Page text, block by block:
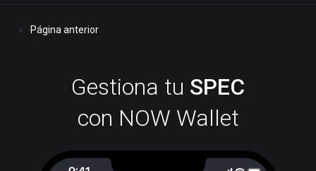
Página anterior
Gestiona tu SPEC
con NOW Wallet